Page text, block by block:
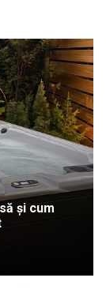
și cum